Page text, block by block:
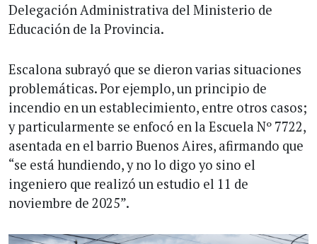
Delegación Administrativa del Ministerio de
Educación de la Provincia.
Escalona subrayó que se dieron varias situaciones
problemáticas. Por ejemplo, un principio de
incendio en un establecimiento, entre otros casos;
y particularmente se enfocó en la Escuela Nº 7722,
asentada en el barrio Buenos Aires, afirmando que
“se está hundiendo, y no lo digo yo sino el
ingeniero que realizó un estudio el 11 de
noviembre de 2025”.